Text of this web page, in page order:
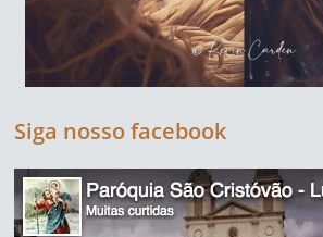
Siga nosso facebook